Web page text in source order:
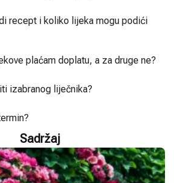
recept i koliko lijeka mogu podići
plaćam doplatu, a za druge ne?
izabranog liječnika?
Sadržaj